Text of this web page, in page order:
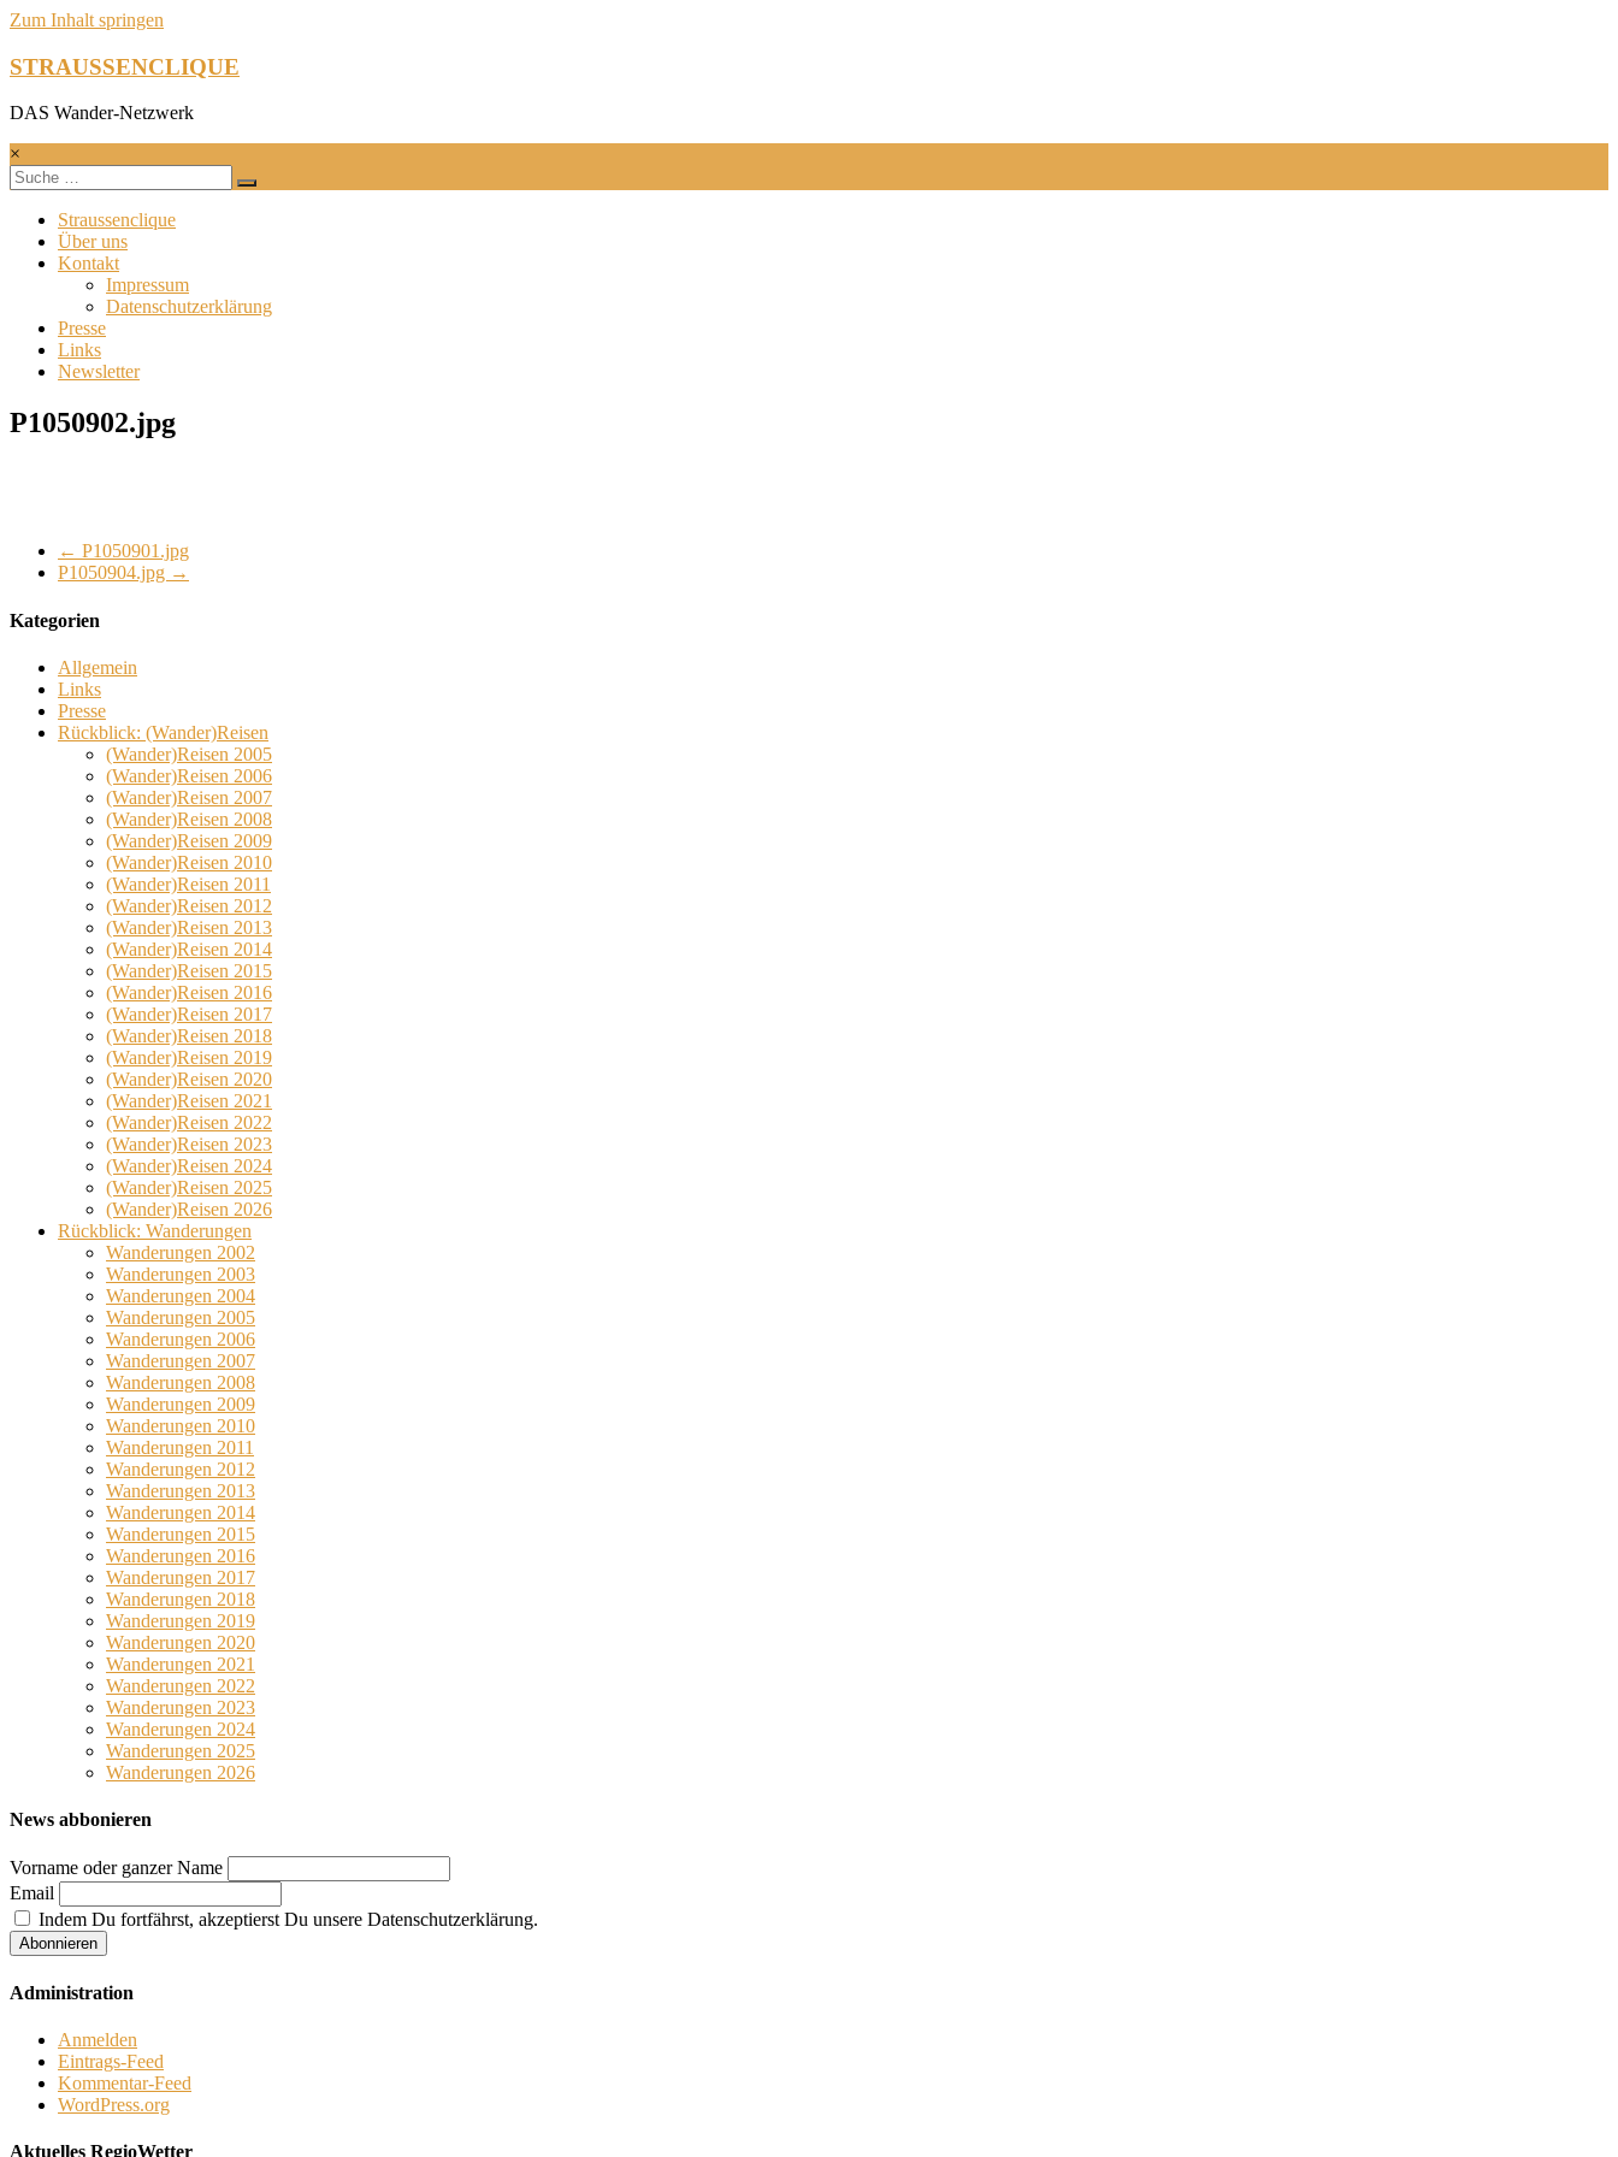
Zum Inhalt springen
STRAUSSENCLIQUE
DAS Wander-Netzwerk
×
Straussenclique
Über uns
Kontakt
Impressum
Datenschutzerklärung
Presse
Links
Newsletter
P1050902.jpg
← P1050901.jpg
P1050904.jpg →
Kategorien
Allgemein
Links
Presse
Rückblick: (Wander)Reisen
(Wander)Reisen 2005
(Wander)Reisen 2006
(Wander)Reisen 2007
(Wander)Reisen 2008
(Wander)Reisen 2009
(Wander)Reisen 2010
(Wander)Reisen 2011
(Wander)Reisen 2012
(Wander)Reisen 2013
(Wander)Reisen 2014
(Wander)Reisen 2015
(Wander)Reisen 2016
(Wander)Reisen 2017
(Wander)Reisen 2018
(Wander)Reisen 2019
(Wander)Reisen 2020
(Wander)Reisen 2021
(Wander)Reisen 2022
(Wander)Reisen 2023
(Wander)Reisen 2024
(Wander)Reisen 2025
(Wander)Reisen 2026
Rückblick: Wanderungen
Wanderungen 2002
Wanderungen 2003
Wanderungen 2004
Wanderungen 2005
Wanderungen 2006
Wanderungen 2007
Wanderungen 2008
Wanderungen 2009
Wanderungen 2010
Wanderungen 2011
Wanderungen 2012
Wanderungen 2013
Wanderungen 2014
Wanderungen 2015
Wanderungen 2016
Wanderungen 2017
Wanderungen 2018
Wanderungen 2019
Wanderungen 2020
Wanderungen 2021
Wanderungen 2022
Wanderungen 2023
Wanderungen 2024
Wanderungen 2025
Wanderungen 2026
News abbonieren
Vorname oder ganzer Name
Email
Indem Du fortfährst, akzeptierst Du unsere Datenschutzerklärung.
Administration
Anmelden
Eintrags-Feed
Kommentar-Feed
WordPress.org
Aktuelles RegioWetter